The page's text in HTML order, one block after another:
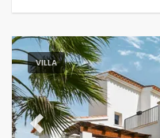
VILLA
Previous